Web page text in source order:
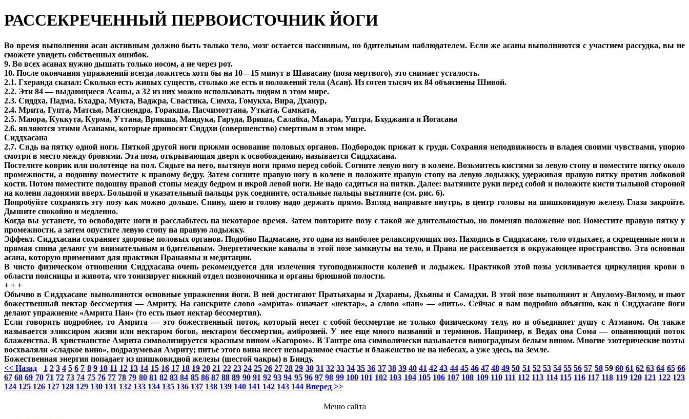
РАССЕКРЕЧЕННЫЙ ПЕРВОИСТОЧНИК ЙОГИ
Во время выполнения асан активным должно быть только тело, мозг остается пассивным, но бдительным наблюдателем. Если же асаны выполняются с участием рассудка, вы не
сможете увидеть собственных ошибок.
9. Во всех асанах нужно дышать только носом, а не через рот.
10. После окончания упражнений всегда ложитесь хотя бы на 10—15 минут в Шавасану (поза мертвого), это снимает усталость.
2.1. Гхеранда сказал: Сколько есть живых существ, столько же есть и положений тела (Асан). Из сотен тысяч их 84 объяснены Шивой.
2.2. Эти 84 — выдающиеся Асаны, а 32 из них можно использовать людям в этом мире.
2.3. Сиддха, Падма, Бхадра, Мукта, Ваджра, Свастика, Симха, Гомукха, Вира, Дханур,
2.4. Мрита, Гупта, Матсья, Матсиендра, Горакша, Пасчимоттана, Утката, Самката,
2.5. Маюра, Куккута, Курма, Уттана, Врикша, Мандука, Гаруда, Вриша, Салабха, Макара, Уштра, Бхуджанга и Йогасана
2.6. являются этими Асанами, которые приносят Сиддхи (совершенство) смертным в этом мире.
Сиддхасана
2.7. Сядь на пятку одной ноги. Пяткой другой ноги прижми основание половых органов. Подбородок прижат к груди. Сохраняя неподвижность и владея своими чувствами, упорно
смотри в место между бровями. Эта поза, открывающая двери к освобождению, называется Сиддхасана.
Постелите коврик или полотенце на пол. Сядьте на него, вытянув ноги прямо перед собой. Согните левую ногу в колене. Возьмитесь кистями за левую стопу и поместите пятку около
промежности, а подошву поместите к правому бедру. Затем согните правую ногу в колене и положите правую стопу на левую лодыжку, удерживая правую пятку против лобковой
кости. Потом поместите подошву правой стопы между бедром и икрой левой ноги. Не надо садиться на пятки. Далее: вытяните руки перед собой и положите кисти тыльной стороной
на колени ладонями вверх. Большой и указательный пальцы рук соедините, остальные пальцы вытяните (см. рис. 6).
Попробуйте сохранять эту позу как можно дольше. Спину, шею и голову надо держать прямо. Взгляд направьте внутрь, в центр головы на шишковидную железу. Глаза закройте.
Дышите спокойно и медленно.
Когда вы устанете, то освободите ноги и расслабьтесь на некоторое время. Затем повторите позу с такой же длительностью, но поменяв положение ног. Поместите правую пятку у
промежности, а затем опустите левую стопу на правую лодыжку.
Эффект. Сиддхасана сохраняет здоровье половых органов. Подобно Падмасане, это одна из наиболее релаксирующих поз. Находясь в Сиддхасане, тело отдыхает, а скрещенные ноги и
прямая спина делают ум внимательным и бдительным. Энергетические каналы в этой позе замкнуты на тело, и Прана не рассеивается в окружающее пространство. Эта основная
асана, которую применяют для практики Пранаямы и медитации.
В чисто физическом отношении Сиддхасана очень рекомендуется для излечения тугоподвижности коленей и лодыжек. Практикой этой позы усиливается циркуляция крови в
области поясницы и живота, что тонизирует нижний отдел позвоночника и органы брюшной полости.
+ + +
Обычно в Сиддхасане выполняются основные упражнения йоги. В ней достигают Пратьяхары и Дхараны, Дхьяны и Самадхи. В этой позе выполняют и Анулому-Вилому, и пьют
божественный нектар бессмертия — Амриту. На санскрите слово «амрита» означает «нектар», а слово «пан» — «пить». Сейчас я вам подробно объясню, как в Сиддхасане йоги
делают упражнение «Амрита Пан» (то есть пьют нектар бессмертия).
Если говорить подробнее, то Амрита — это божественный поток, который несет с собой бессмертие не только физическому телу, но и объединяет душу с Атманом. Он также
называется эликсиром жизни или нектаром богов, нектаром бессмертия, амброзией. У нее еще много названий и терминов. Например, в Ведах она Сома — опьяняющий поток
блаженства. В христианстве Амрита символизируется красным вином «Кагором». В Тантре она символически называется виноградным белым вином. Многие эзотерические поэты
восхваляли «сладкое вино», подразумевая Амриту; питье этого вина несет невыразимое счастье и блаженство не на небесах, а уже здесь, на Земле.
Божественная энергия попадает из шишковидной железы (шестой чакры) в Бинду.
<< Назад
1 2 3 4 5 6 7 8 9 10 11 12 13 14 15 16 17 18 19 20 21 22 23 24 25 26 27 28 29 30 31 32 33 34 35 36 37 38 39 40 41 42 43 44 45 46 47 48 49 50 51 52 53 54 55 56 57 58 59 60 61 62 63 64 65 66
67 68 69 70 71 72 73 74 75 76 77 78 79 80 81 82 83 84 85 86 87 88 89 90 91 92 93 94 95 96 97 98 99 100 101 102 103 104 105 106 107 108 109 110 111 112 113 114 115 116 117 118 119 120 121 122 123
124 125 126 127 128 129 130 131 132 133 134 135 136 137 138 139 140 141 142 143 144 Вперед >>
Меню сайта